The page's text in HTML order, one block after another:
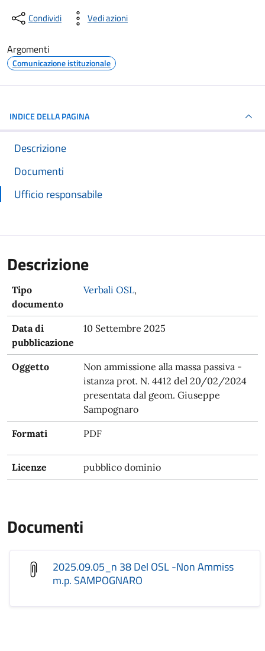
Condividi Vedi azioni
Argomenti
Comunicazione istituzionale
INDICE DELLA PAGINA
Descrizione
Documenti
Ufficio responsabile
Descrizione
Tipo
documento
Verbali OSL,
Data di
pubblicazione
10 Settembre 2025
Oggetto
Non ammissione alla massa passiva -
istanza prot. N. 4412 del 20/02/2024
presentata dal geom. Giuseppe
Sampognaro
Formati PDF
Licenze pubblico dominio
Documenti
2025.09.05_n 38 Del OSL -Non Ammiss
m.p. SAMPOGNARO